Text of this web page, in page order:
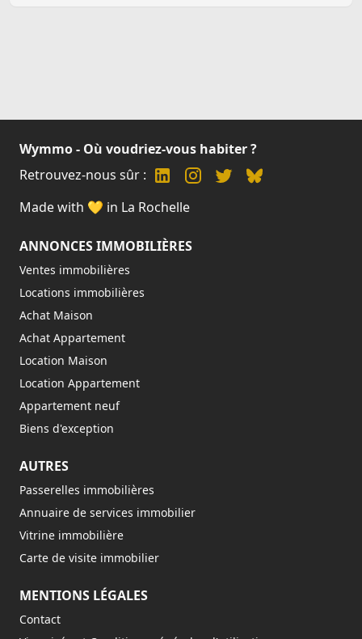
Wymmo - Où voudriez-vous habiter ?
Retrouvez-nous sûr :
Made with 💛 in La Rochelle
ANNONCES IMMOBILIÈRES
Ventes immobilières
Locations immobilières
Achat Maison
Achat Appartement
Location Maison
Location Appartement
Appartement neuf
Biens d'exception
AUTRES
Passerelles immobilières
Annuaire de services immobilier
Vitrine immobilière
Carte de visite immobilier
MENTIONS LÉGALES
Contact